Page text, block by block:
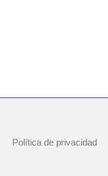
Política de privacidad